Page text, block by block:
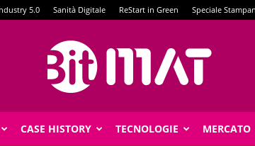
5.0 Sanità Digitale ReStart in Green Speciale
CASE HISTORY TECNOLOGIE MERCATO